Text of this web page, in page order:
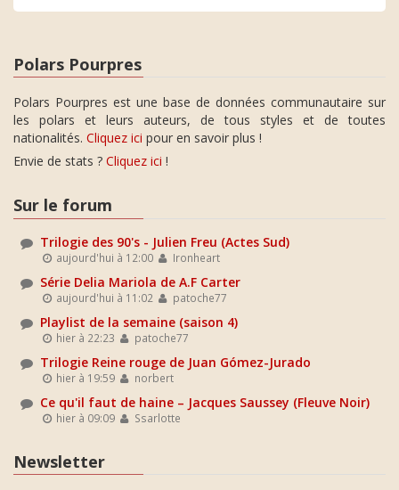
Polars Pourpres
Polars Pourpres est une base de données communautaire sur
les polars et leurs auteurs, de tous styles et de toutes
nationalités. Cliquez ici pour en savoir plus !
Envie de stats ? Cliquez ici !
Sur le forum
Trilogie des 90's - Julien Freu (Actes Sud)
aujourd'hui à 12:00 Ironheart
Série Delia Mariola de A.F Carter
aujourd'hui à 11:02 patoche77
Playlist de la semaine (saison 4)
hier à 22:23 patoche77
Trilogie Reine rouge de Juan Gómez-Jurado
hier à 19:59 norbert
Ce qu'il faut de haine – Jacques Saussey (Fleuve Noir)
hier à 09:09 Ssarlotte
Newsletter